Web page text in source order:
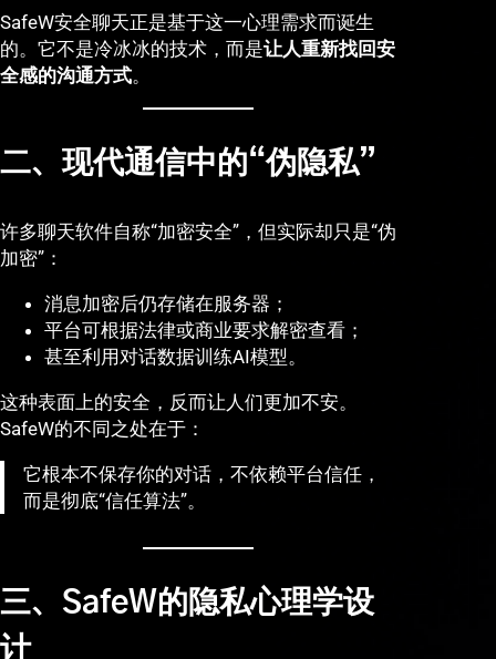
SafeW安全聊天正是基于这一心理需求而诞生
的。它不是冷冰冰的技术，而是让人重新找回安
全感的沟通方式。
二、现代通信中的“伪隐私”
许多聊天软件自称“加密安全”，但实际却只是“伪
加密”：
消息加密后仍存储在服务器；
平台可根据法律或商业要求解密查看；
甚至利用对话数据训练AI模型。
这种表面上的安全，反而让人们更加不安。
SafeW的不同之处在于：
它根本不保存你的对话，不依赖平台信任，
而是彻底“信任算法”。
三、SafeW的隐私心理学设
计